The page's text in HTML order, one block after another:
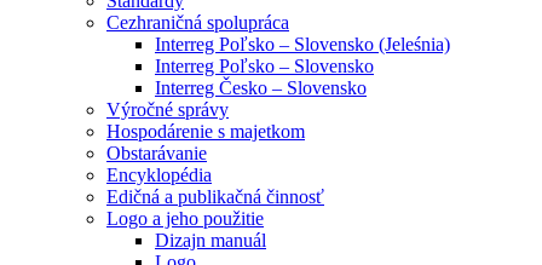
Cezhraničná spolupráca
Interreg Poľsko – Slovensko (Jeleśnia)
Interreg Poľsko – Slovensko
Interreg Česko – Slovensko
Výročné správy
Hospodárenie s majetkom
Obstarávanie
Encyklopédia
Edičná a publikačná činnosť
Logo a jeho použitie
Dizajn manuál